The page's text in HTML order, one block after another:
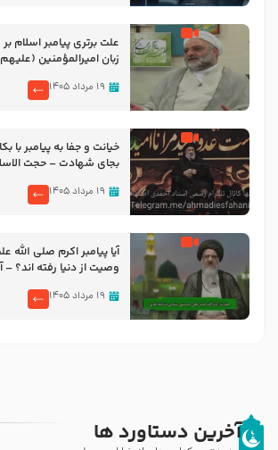
علت برتری پیامبر اسلام بر
زبان امیرالمؤمنین
۱۹ مرداد ۱۴۰۵
خیانت و جفا به پیامبر با
بجای شهادت – حجت
۱۹ مرداد ۱۴۰۵
آیا پیامبر اکرم صلی الله
وصیت از دنیا رفته ‌اند؟
۱۹ مرداد ۱۴۰۵
آخرین دستاورد ها